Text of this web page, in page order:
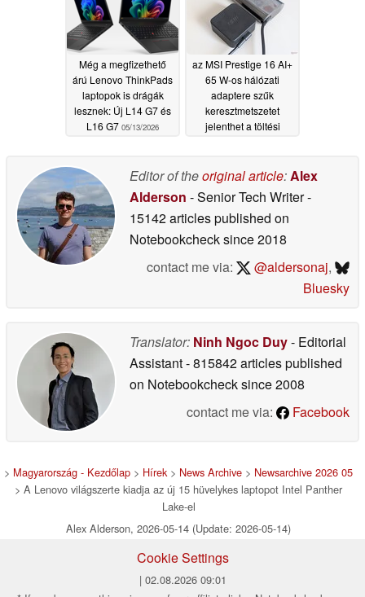
Még a megfizethető
árú Lenovo ThinkPads
laptopok is drágák
lesznek: Új L14 G7 és
L16 G7 05/13/2026
az MSI Prestige 16 AI+
65 W-os hálózati
adaptere szűk
keresztmetszetet
jelenthet a töltési
Editor of theoriginal article:Alex
Alderson - Senior Tech Writer-
15142 articles published on
Notebookchecksince 2018
contact me via:
@aldersonaj,
Bluesky
Translator: Ninh Ngoc Duy- Editorial
Assistant- 815842 articles published
on Notebookchecksince 2008
contact me via:
Facebook
> Magyarország - Kezdőlap > Hírek > News Archive > Newsarchive 2026 05
> A Lenovo világszerte kiadja az új 15 hüvelykes laptopot Intel Panther
Lake-el
Alex Alderson, 2026-05-14 (Update: 2026-05-14)
Cookie Settings
| 02.08.2026 09:01